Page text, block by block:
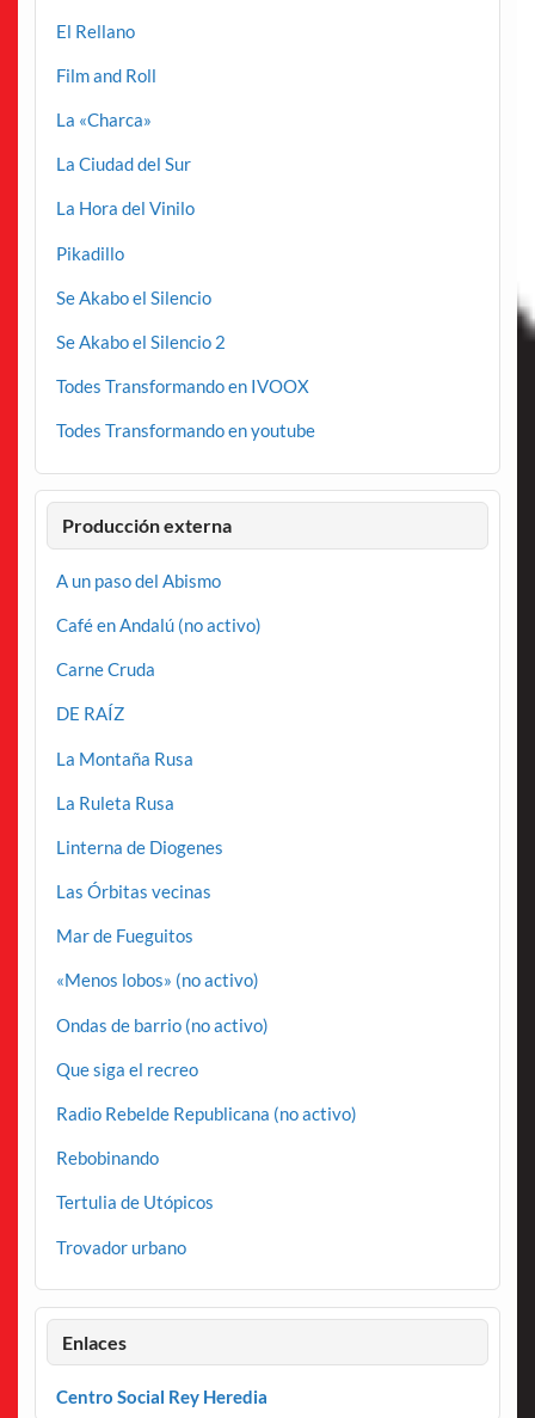
El Rellano
Film and Roll
La «Charca»
La Ciudad del Sur
La Hora del Vinilo
Pikadillo
Se Akabo el Silencio
Se Akabo el Silencio 2
Todes Transformando en IVOOX
Todes Transformando en youtube
Producción externa
A un paso del Abismo
Café en Andalú (no activo)
Carne Cruda
DE RAÍZ
La Montaña Rusa
La Ruleta Rusa
Linterna de Diogenes
Las Órbitas vecinas
Mar de Fueguitos
«Menos lobos» (no activo)
Ondas de barrio (no activo)
Que siga el recreo
Radio Rebelde Republicana (no activo)
Rebobinando
Tertulia de Utópicos
Trovador urbano
Enlaces
Centro Social Rey Heredia